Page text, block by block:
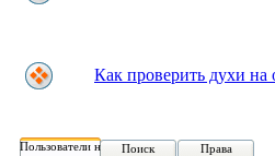
Как проверить духи на
Пользователи на форуме:
Поиск Права